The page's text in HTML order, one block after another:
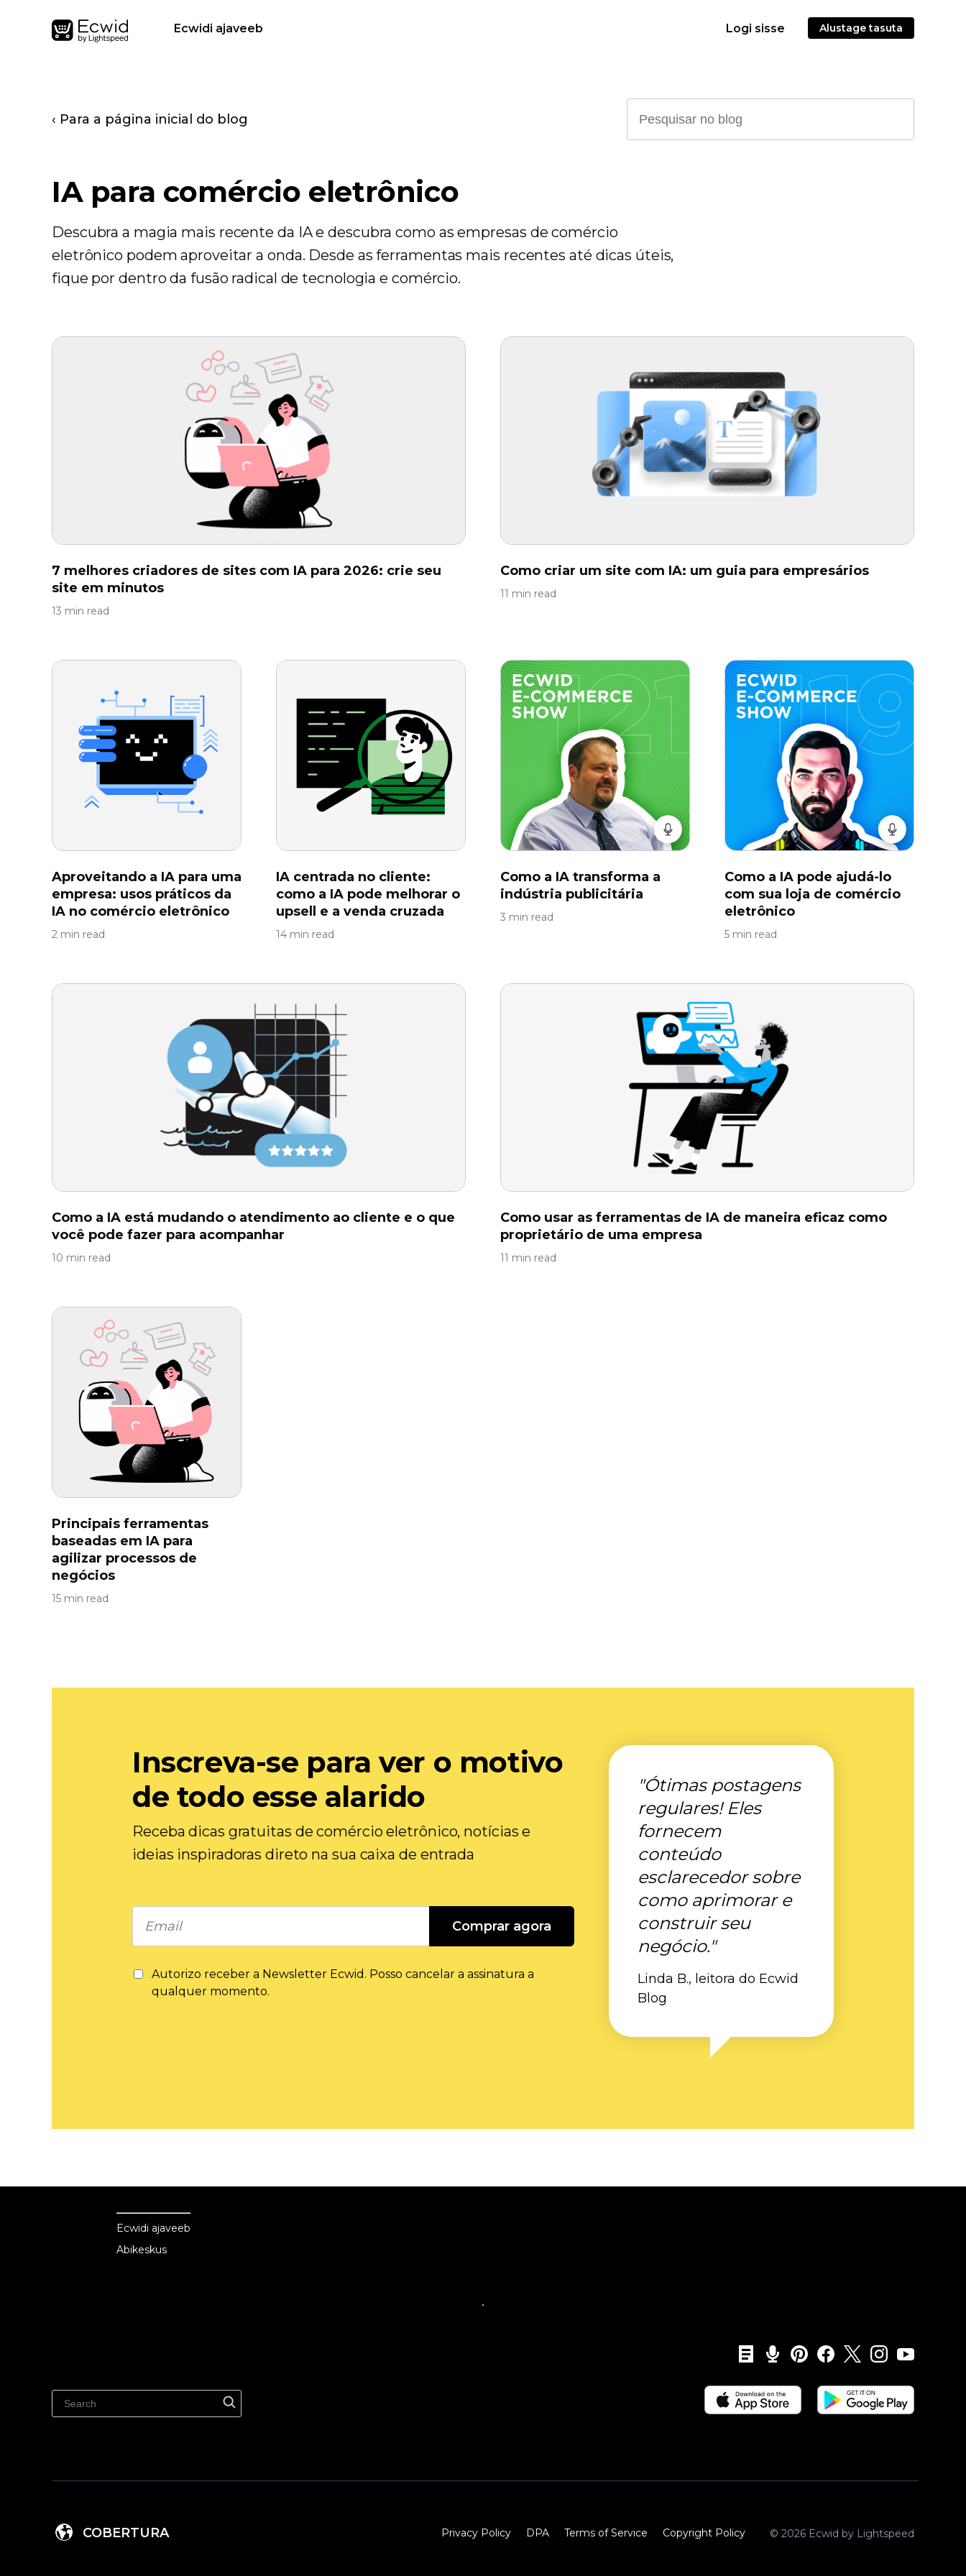
Ecwidi ajaveeb Logi sisse Alustage tasuta
‹ Para a página inicial do blog
IA para comércio eletrônico
Descubra a magia mais recente da IA ​​e descubra como as empresas de comércio
eletrônico podem aproveitar a onda. Desde as ferramentas mais recentes até dicas úteis,
fique por dentro da fusão radical de tecnologia e comércio.
7 melhores criadores de sites com IA para 2026: crie seu
site em minutos
13 min read
Como criar um site com IA: um guia para empresários
11 min read
Aproveitando a IA para uma
empresa: usos práticos da
IA ​​no comércio eletrônico
2 min read
IA centrada no cliente:
como a IA pode melhorar o
upsell e a venda cruzada
14 min read
Como a IA transforma a
indústria publicitária
3 min read
Como a IA pode ajudá-lo
com sua loja de comércio
eletrônico
5 min read
Como a IA está mudando o atendimento ao cliente e o que
você pode fazer para acompanhar
10 min read
Como usar as ferramentas de IA de maneira eficaz como
proprietário de uma empresa
11 min read
Principais ferramentas
baseadas em IA para
agilizar processos de
negócios
15 min read
Inscreva-se para ver o motivo
de todo esse alarido
Receba dicas gratuitas de comércio eletrônico, notícias e
ideias inspiradoras direto na sua caixa de entrada
Comprar agora
Autorizo ​​receber a Newsletter Ecwid. Posso cancelar a assinatura a
qualquer momento.
"Ótimas postagens
regulares! Eles
fornecem
conteúdo
esclarecedor sobre
como aprimorar e
construir seu
negócio."
Linda B., leitora do Ecwid
Blog
Ecwidi ajaveeb
Abikeskus
© 2026 Ecwid by Lightspeed
Privacy Policy DPA Terms of Service Copyright Policy‎
COBERTURA